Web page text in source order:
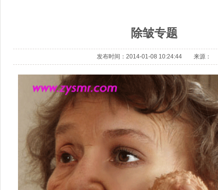
(1)免开刀光波汽化除皱术
除皱专题
发布时间：2014-01-08 10:24:44 来源：